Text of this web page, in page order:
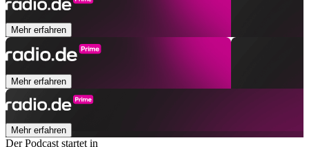
Mehr erfahren
Mehr erfahren
Mehr erfahren
Der Podcast startet in